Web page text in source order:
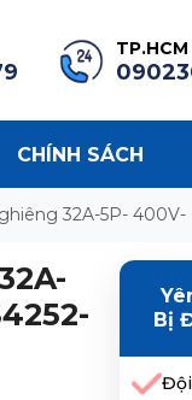
TP.HCM
CHÍNH SÁCH
32A-5P- 400V-
Bị